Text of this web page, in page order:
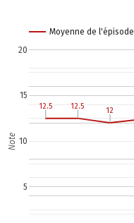
Moyenne de l'épisode
5
10
15
20
12.5
12.5 12.5
12.5 12
12
Note